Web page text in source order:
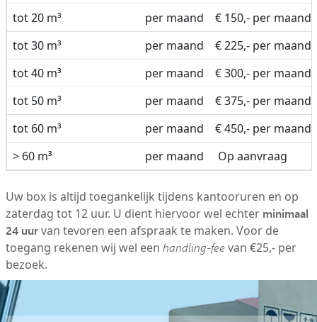
tot 20 m³
per maand
€ 150,- per maand
tot 30 m³
per maand
€ 225,- per maand
tot 40 m³
per maand
€ 300,- per maand
tot 50 m³
per maand
€ 375,- per maand
tot 60 m³
per maand
€ 450,- per maand
> 60 m³
per maand Op aanvraag
Uw box is altijd toegankelijk tijdens kantooruren en op
zaterdag tot 12 uur. U dient hiervoor wel echter minimaal
24 uurvan tevoren een afspraak te maken. Voor de
toegang rekenen wij wel een handling-feevan €25,- per
bezoek.